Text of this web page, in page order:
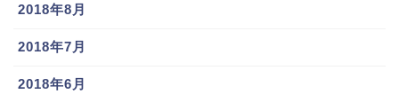
2018年8月
2018年7月
2018年6月